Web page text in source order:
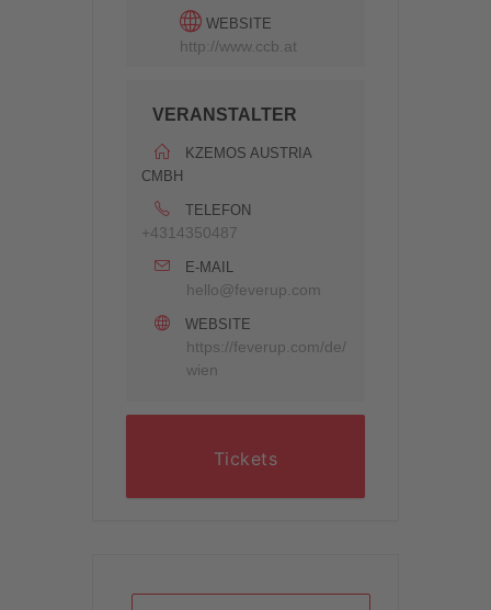
WEBSITE
http://www.ccb.at
VERANSTALTER
KZEMOS AUSTRIA
CMBH
TELEFON
+4314350487
E-MAIL
hello@feverup.com
WEBSITE
https://feverup.com/de/
wien
Tickets